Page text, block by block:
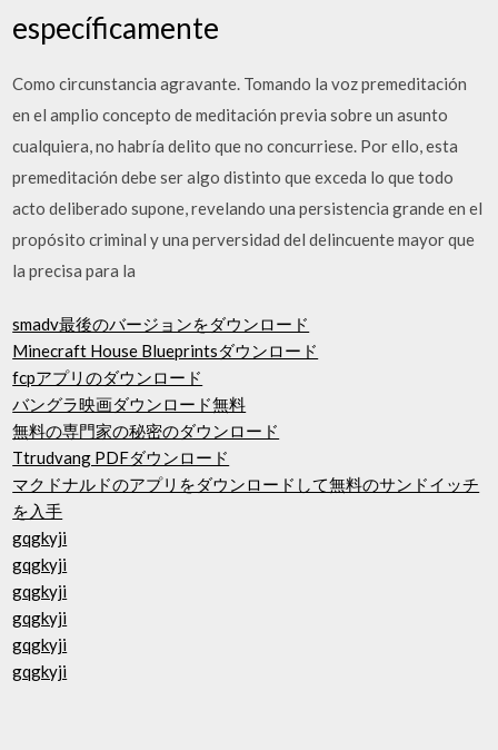
específicamente
Como circunstancia agravante. Tomando la voz premeditación
en el amplio concepto de meditación previa sobre un asunto
cualquiera, no habría delito que no concurriese. Por ello, esta
premeditación debe ser algo distinto que exceda lo que todo
acto deliberado supone, revelando una persistencia grande en el
propósito criminal y una perversidad del delincuente mayor que
la precisa para la
smadv最後のバージョンをダウンロード
Minecraft House Blueprintsダウンロード
fcpアプリのダウンロード
バングラ映画ダウンロード無料
無料の専門家の秘密のダウンロード
Ttrudvang PDFダウンロード
マクドナルドのアプリをダウンロードして無料のサンドイッチ
を入手
gqgkyji
gqgkyji
gqgkyji
gqgkyji
gqgkyji
gqgkyji